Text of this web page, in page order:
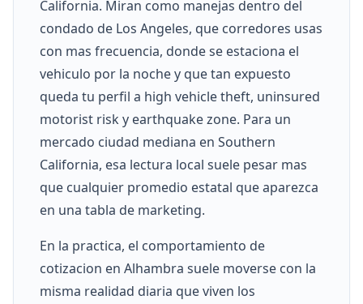
California. Miran como manejas dentro del
condado de Los Angeles, que corredores usas
con mas frecuencia, donde se estaciona el
vehiculo por la noche y que tan expuesto
queda tu perfil a high vehicle theft, uninsured
motorist risk y earthquake zone. Para un
mercado ciudad mediana en Southern
California, esa lectura local suele pesar mas
que cualquier promedio estatal que aparezca
en una tabla de marketing.
En la practica, el comportamiento de
cotizacion en Alhambra suele moverse con la
misma realidad diaria que viven los